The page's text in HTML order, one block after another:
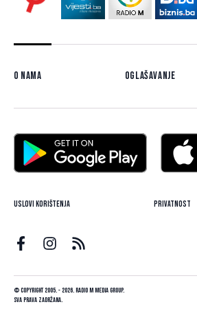
O nama Oglašavanje
Uslovi korištenja Privatnost
© Copyright 2005. - 2026. Radio M Media Group.
Sva prava zadržana.